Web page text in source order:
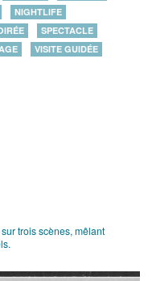
NIGHTLIFE
SPECTACLE
VISITE GUIDÉE
trois scènes, mêlant